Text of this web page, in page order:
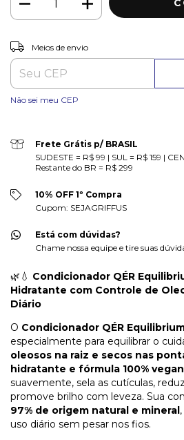
Entregas para o CEP:
Meios de envio
Não sei meu CEP
Frete Grátis p/ BRASIL
SUDESTE = R$ 99 | SUL = R$ 159 |
Restante do BR = R$ 299
10% OFF 1º Compra
Cupom: SEJAGRIFFUS
Está com dúvidas?
Chame nossa equipe e tire suas
🌿💧 Condicionador QÉR
Hidratante com Controle de
Diário
O Condicionador QÉR
especialmente para equilibrar o
oleosos na raiz e secos nas
hidratante e fórmula 100%
suavemente, sela as cutículas,
promove brilho com leveza. Sua
97% de origem natural e mineral
uso diário sem pesar nos fios.